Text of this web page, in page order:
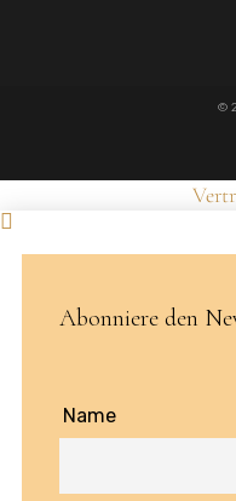
©
Abonniere den
Name